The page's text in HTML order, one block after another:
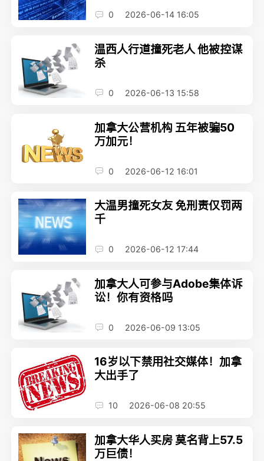
0 2026-06-14 16:05
温西人行道撞死老人 他被控谋
杀
0 2026-06-13 15:58
加拿大公营机构 五年被骗50
万加元！
0 2026-06-12 16:01
大温男撞死女友 免刑责仅罚两
千
0 2026-06-12 17:44
加拿大人可参与Adobe集体诉
讼！你有资格吗
0 2026-06-09 13:05
16岁以下禁用社交媒体！加拿
大出手了
10 2026-06-08 20:55
加拿大华人买房 莫名背上57.5
万巨债！